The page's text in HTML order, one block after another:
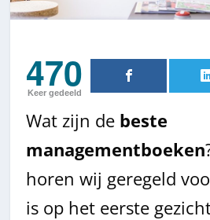
470
Keer gedeeld
Wat zijn de beste
managementboeken
horen wij geregeld
is op het eerste